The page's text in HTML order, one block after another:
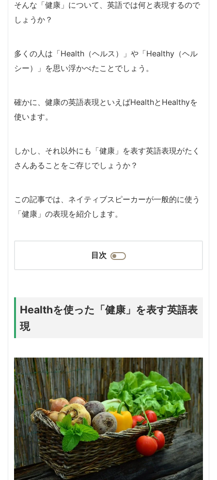
そんな「健康」について、英語では何と表現するので
しょうか？
多くの人は「Health（ヘルス）」や「Healthy（ヘル
シー）」を思い浮かべたことでしょう。
確かに、健康の英語表現といえばHealthとHealthyを
使います。
しかし、それ以外にも「健康」を表す英語表現がたく
さんあることをご存じでしょうか？
この記事では、ネイティブスピーカーが一般的に使う
「健康」の表現を紹介します。
目次
Healthを使った「健康」を表す英語表
現